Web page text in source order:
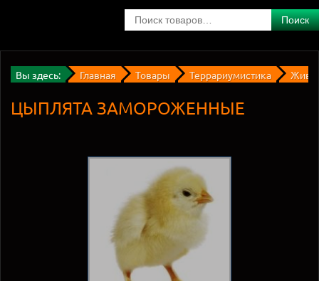
Поиск
Вы здесь: Главная Товары Террариумистика
ЦЫПЛЯТА ЗАМОРОЖЕННЫЕ